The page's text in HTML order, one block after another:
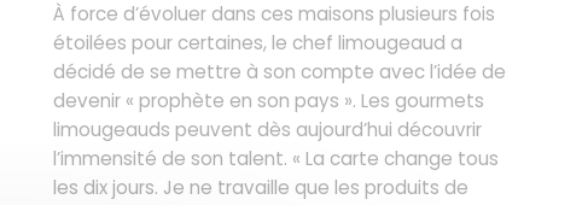
À force d’évoluer dans ces maisons plusieurs fois
étoilées pour certaines, le chef limougeaud a
décidé de se mettre à son compte avec l’idée de
devenir « prophète en son pays ». Les gourmets
limougeauds peuvent dès aujourd’hui découvrir
l’immensité de son talent. « La carte change tous
les dix jours. Je ne travaille que les produits de